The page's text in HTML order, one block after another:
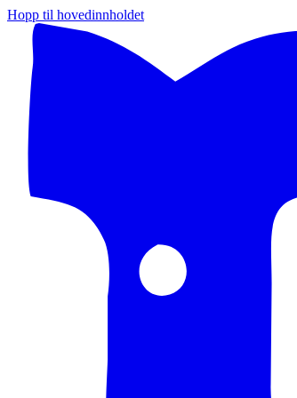
Hopp til hovedinnholdet